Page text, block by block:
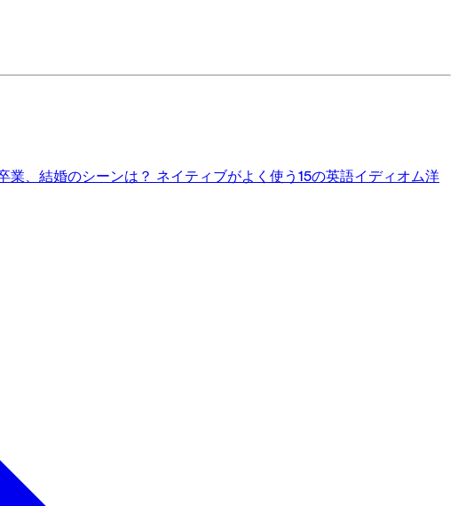
業、結婚のシーンは？ ネイティブがよく使う15の英語イディオム洋